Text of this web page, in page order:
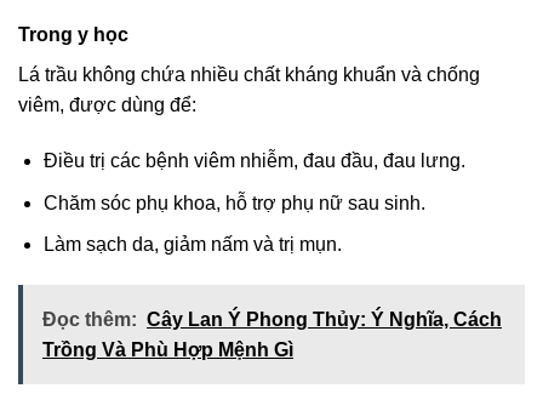
Trong y học
Lá trầu không chứa nhiều chất kháng khuẩn và chống
viêm, được dùng để:
Điều trị các bệnh viêm nhiễm, đau đầu, đau lưng.
Chăm sóc phụ khoa, hỗ trợ phụ nữ sau sinh.
Làm sạch da, giảm nấm và trị mụn.
Đọc thêm: Cây Lan Ý Phong Thủy: Ý Nghĩa, Cách
Trồng Và Phù Hợp Mệnh Gì